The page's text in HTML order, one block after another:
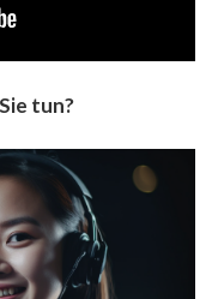
tun?